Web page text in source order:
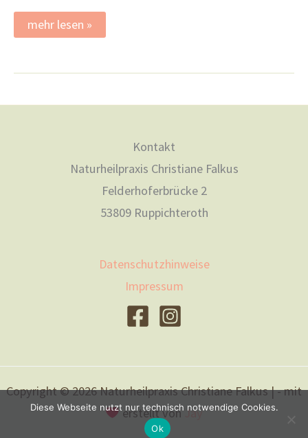
Der
Kinderwunsch
mit
mehr lesen »
Kontakt
Naturheilpraxis Christiane Falkus
Felderhoferbrücke 2
53809 Ruppichteroth
Datenschutzhinweise
Impressum
Copyright © 2026 Naturheilpraxis Christiane Falkus | - mit
erstellt von Jay
Diese Webseite nutzt nur technisch notwendige Cookies.
Ok